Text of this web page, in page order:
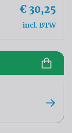
€ 30,25
incl. BTW